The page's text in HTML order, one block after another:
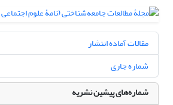
مقالات آماده انتشار
شماره جاری
شماره‌های پیشین نشریه